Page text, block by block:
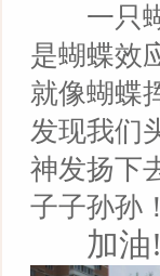
一只蝴
是蝴蝶效
就像蝴蝶
发现我们
神发扬下
子子孙孙！
加油